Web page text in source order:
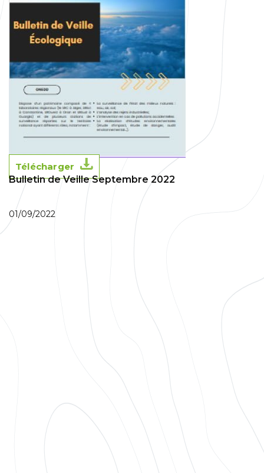
Télécharger
Bulletin de Veille Septembre 2022
01/09/2022